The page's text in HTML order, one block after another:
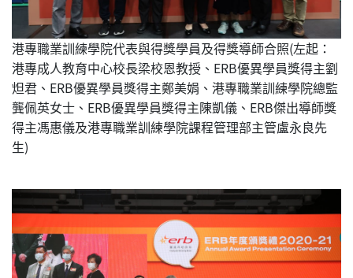
港專職業訓練學院代表與得獎學員及得獎導師合照(左起：
港專成人教育中心校長梁校恩教授、ERB優異學員獎得主劉
炟君、ERB優異學員獎得主鄭美娟、港專職業訓練學院總監
龔佩英女士、ERB優異學員獎得主陳凱儀、ERB傑出導師獎
得主馮惠儀及港專職業訓練學院課程管理部主管盧永良先
生)